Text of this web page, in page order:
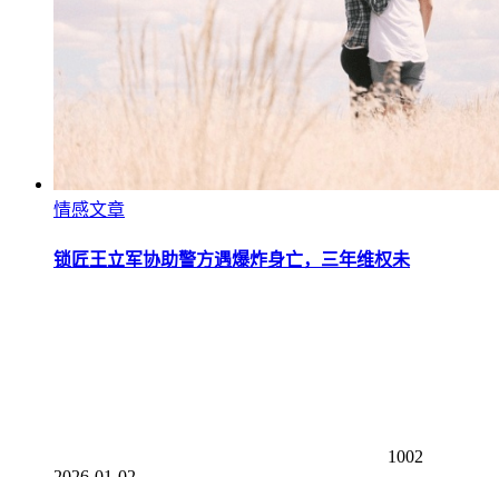
情感文章
锁匠王立军协助警方遇爆炸身亡，三年维权未
1002